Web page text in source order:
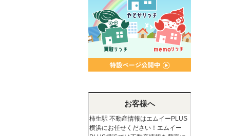
お客様へ
柿生駅 不動産情報はエムイーPLUS
横浜にお任せください！エムイー